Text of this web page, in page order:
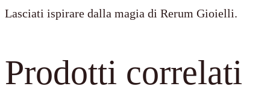
Lasciati ispirare dalla magia di Rerum Gioielli.
Prodotti correlati